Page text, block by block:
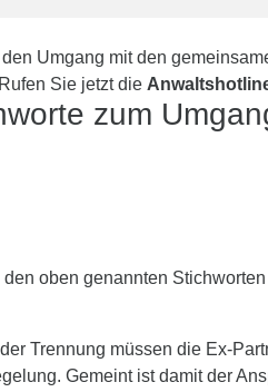
den Umgang mit den
Sie jetzt die
zum
oben genannten
Trennung müssen die Ex-
Gemeint ist damit der